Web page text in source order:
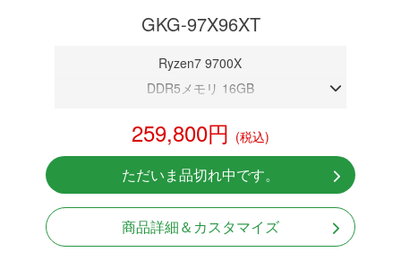
GKG-97X96XT
Ryzen7 9700X
DDR5メモリ 16GB
NVMeSSD 1TB
無線LAN Bluetooth対応
Windows11 Home 64bit
259,800円 (税込)
ただいま品切れ中です。
商品詳細＆カスタマイズ